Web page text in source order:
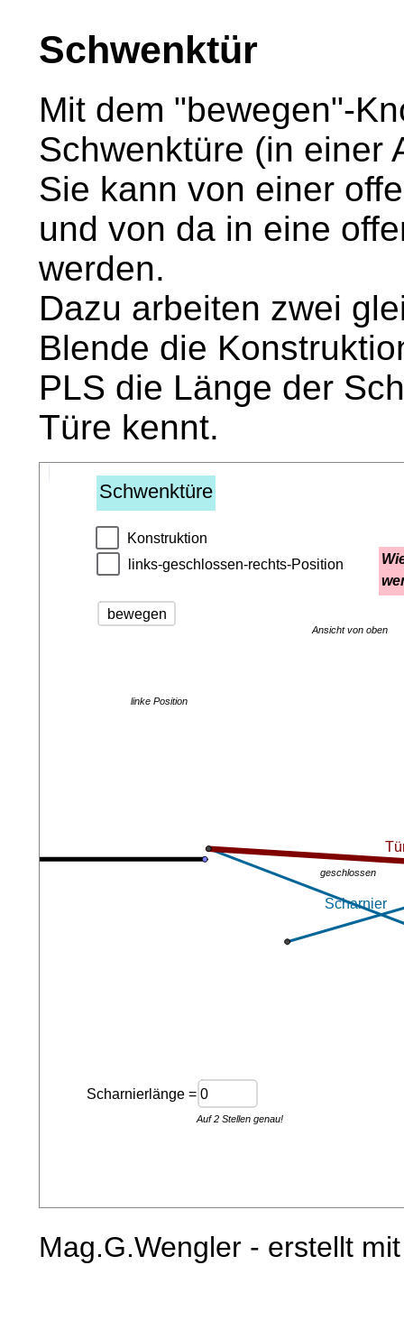
Schwenktür
Mit dem "bewegen"-
Schwenktüre (in einer
Sie kann von einer
und von da in eine
werden.
Dazu arbeiten zwei
Blende die
PLS die Länge der
Türe kennt.
Mag.G.Wengler - erstellt